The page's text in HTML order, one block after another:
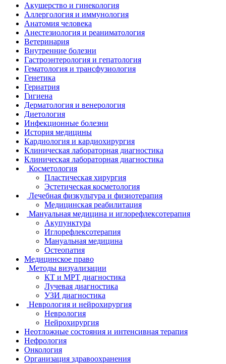
Акушерство и гинекология
Аллергология и иммунология
Анатомия человека
Анестезиология и реаниматология
Ветеринария
Внутренние болезни
Гастроэнтерология и гепатология
Гематология и трансфузиология
Генетика
Гериатрия
Гигиена
Дерматология и венерология
Диетология
Инфекционные болезни
История медицины
Кардиология и кардиохирургия
Клиническая лабораторная диагностика
Клиническая лабораторная диагностика
Косметология
Пластическая хирургия
Эстетическая косметология
Лечебная физкультура и физиотерапия
Медицинская реабилитация
Мануальная медицина и иглорефлексотерапия
Акупунктура
Иглорефлексотерапия
Мануальная медицина
Остеопатия
Медицинское право
Методы визуализации
КТ и МРТ диагностика
Лучевая диагностика
УЗИ диагностика
Неврология и нейрохирургия
Неврология
Нейрохирургия
Неотложные состояния и интенсивная терапия
Нефрология
Онкология
Организация здравоохранения